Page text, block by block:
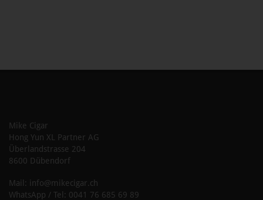
Mike Cigar
Hong Yun XL Partner AG
Überlandstrasse 204
8600 Dübendorf
Mail: info@mikecigar.ch
WhatsApp / Tel: 0041 76 685 69 89